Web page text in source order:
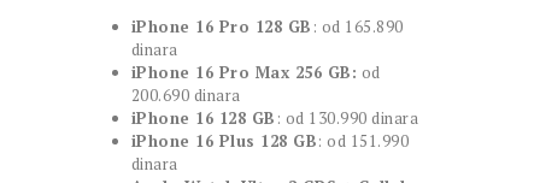
iPhone 16 Pro 128 GB : od 165.890
dinara
iPhone 16 Pro Max 256 GB: od
200.690 dinara
iPhone 16 128 GB : od 130.990 dinara
iPhone 16 Plus 128 GB: od 151.990
dinara